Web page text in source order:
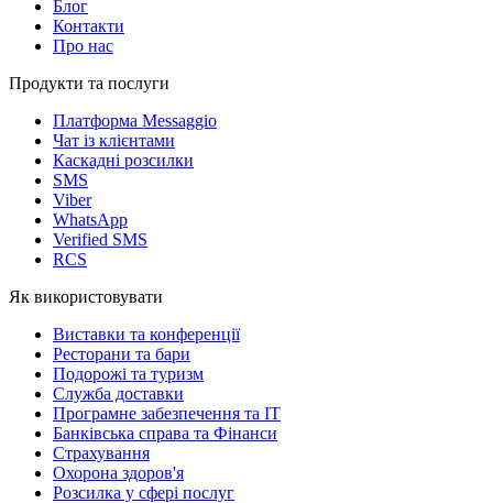
Блог
Контакти
Про нас
Продукти та послуги
Платформа Messaggio
Чат із клієнтами
Каскадні розсилки
SMS
Viber
WhatsApp
Verified SMS
RCS
Як використовувати
Виставки та конференції
Ресторани та бари
Подорожі та туризм
Служба доставки
Програмне забезпечення та IT
Банківська справа та Фінанси
Страхування
Охорона здоров'я
Розсилка у сфері послуг